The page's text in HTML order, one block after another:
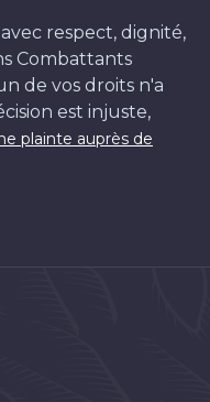
respect, dignité,
Combattants
de vos droits n'a
est injuste,
plainte auprès de